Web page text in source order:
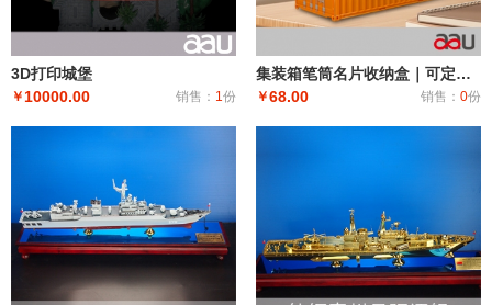
3D打印城堡
￥ 10000.00 销售： 1 份
集装箱笔筒名片收纳盒｜可定制涂装收藏摆件礼品
￥68.00 销售： 0份